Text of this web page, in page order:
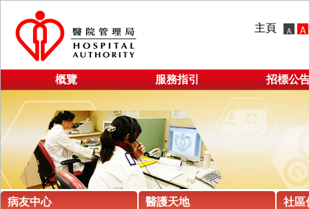
主頁
概覽 服務指引 招標公
病友中心 醫護天地 社區